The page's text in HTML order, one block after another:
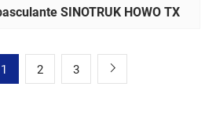
SINOTRUK HOWO TX
1 2 3